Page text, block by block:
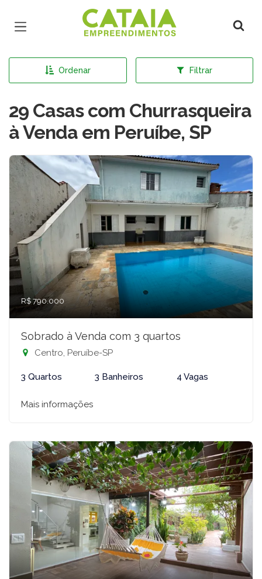
Página inicial
Ordenar Filtrar
29 Casas com Churrasqueira
à Venda em Peruíbe, SP
R$ 790.000
Sobrado à Venda com 3 quartos
Centro, Peruíbe-SP
3 Quartos 3 Banheiros 4 Vagas
Mais informações